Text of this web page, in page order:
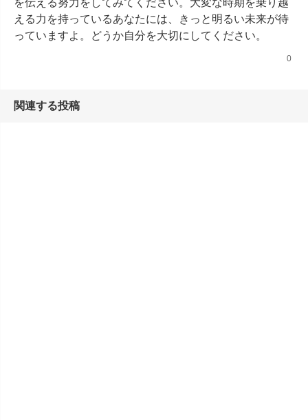
を伝える努力をしてみてください。大変な時期を乗り越
える力を持っているあなたには、きっと明るい未来が待
っていますよ。どうか自分を大切にしてください。
0
関連する投稿